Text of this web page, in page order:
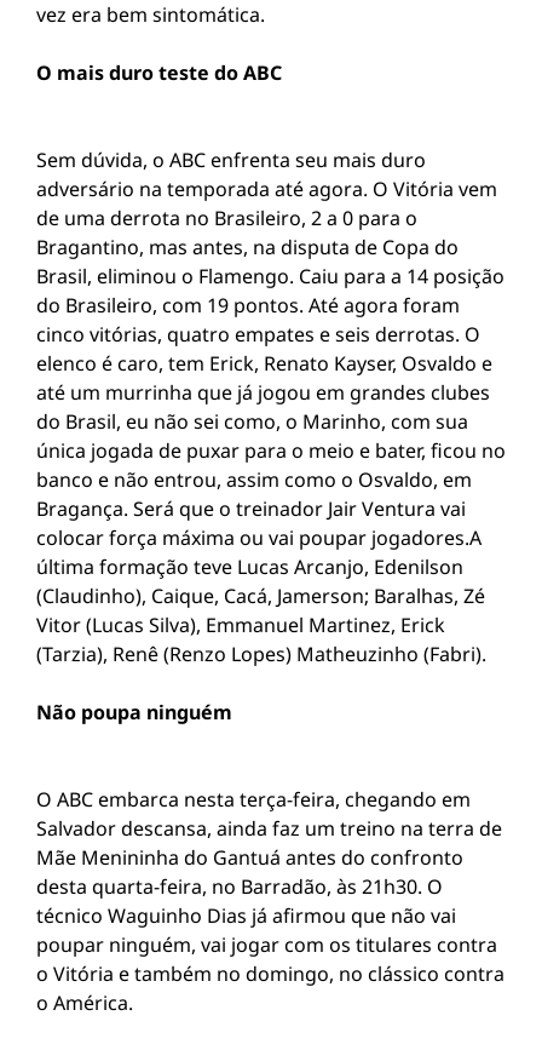
vez era bem sintomática.
O mais duro teste do ABC
Sem dúvida, o ABC enfrenta seu mais duro
adversário na temporada até agora. O Vitória vem
de uma derrota no Brasileiro, 2 a 0 para o
Bragantino, mas antes, na disputa de Copa do
Brasil, eliminou o Flamengo. Caiu para a 14 posição
do Brasileiro, com 19 pontos. Até agora foram
cinco vitórias, quatro empates e seis derrotas. O
elenco é caro, tem Erick, Renato Kayser, Osvaldo e
até um murrinha que já jogou em grandes clubes
do Brasil, eu não sei como, o Marinho, com sua
única jogada de puxar para o meio e bater, ficou no
banco e não entrou, assim como o Osvaldo, em
Bragança. Será que o treinador Jair Ventura vai
colocar força máxima ou vai poupar jogadores.A
última formação teve Lucas Arcanjo, Edenilson
(Claudinho), Caique, Cacá, Jamerson; Baralhas, Zé
Vitor (Lucas Silva), Emmanuel Martinez, Erick
(Tarzia), Renê (Renzo Lopes) Matheuzinho (Fabri).
Não poupa ninguém
O ABC embarca nesta terça-feira, chegando em
Salvador descansa, ainda faz um treino na terra de
Mãe Menininha do Gantuá antes do confronto
desta quarta-feira, no Barradão, às 21h30. O
técnico Waguinho Dias já afirmou que não vai
poupar ninguém, vai jogar com os titulares contra
o Vitória e também no domingo, no clássico contra
o América.